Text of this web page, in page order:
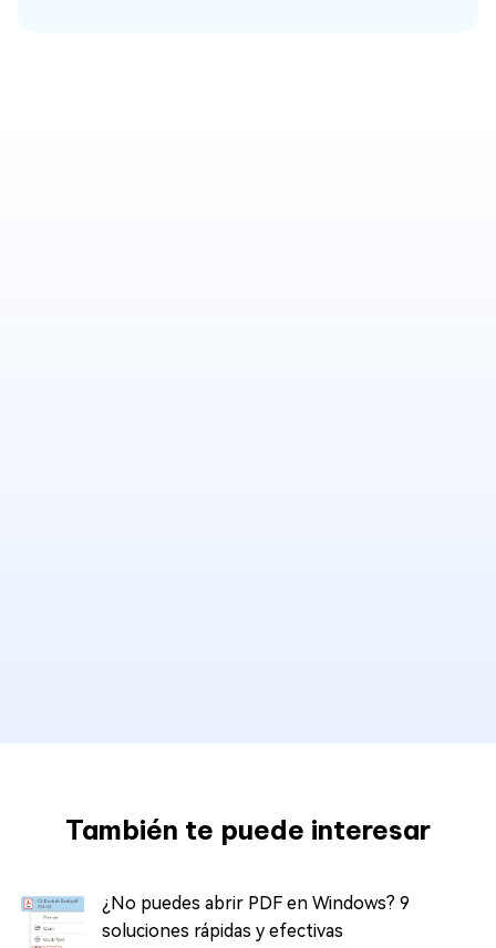
También te puede interesar
¿No puedes abrir PDF en Windows? 9
soluciones rápidas y efectivas